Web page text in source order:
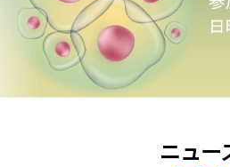
ニュー